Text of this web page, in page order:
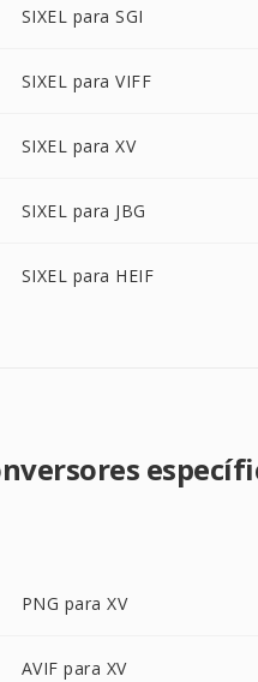
SIXEL para SGI
SIXEL para VIFF
SIXEL para XV
SIXEL para JBG
SIXEL para HEIF
PNG para XV
AVIF para XV